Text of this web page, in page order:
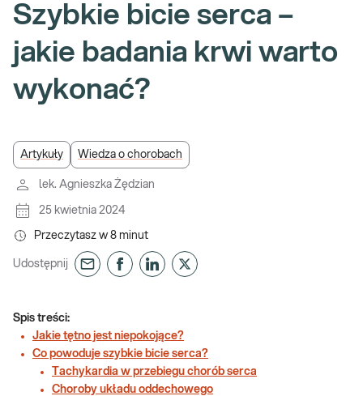
Szybkie bicie serca –
jakie badania krwi warto
wykonać?
Artykuły Wiedza o chorobach
lek. Agnieszka Żędzian
25 kwietnia 2024
Przeczytasz w 8 minut
Udostępnij
Spis treści:
Jakie tętno jest niepokojące?
Co powoduje szybkie bicie serca?
Tachykardia w przebiegu chorób serca
Choroby układu oddechowego